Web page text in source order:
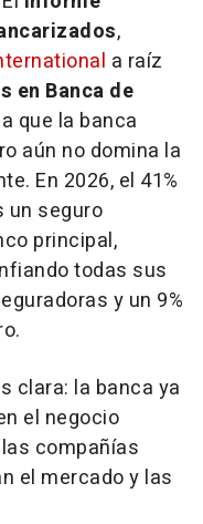
,
a raíz
en Banca de
que la banca
aún no domina la
En 2026, el 41%
un seguro
principal,
todas sus
y un 9%
clara: la banca ya
el negocio
compañías
el mercado y las